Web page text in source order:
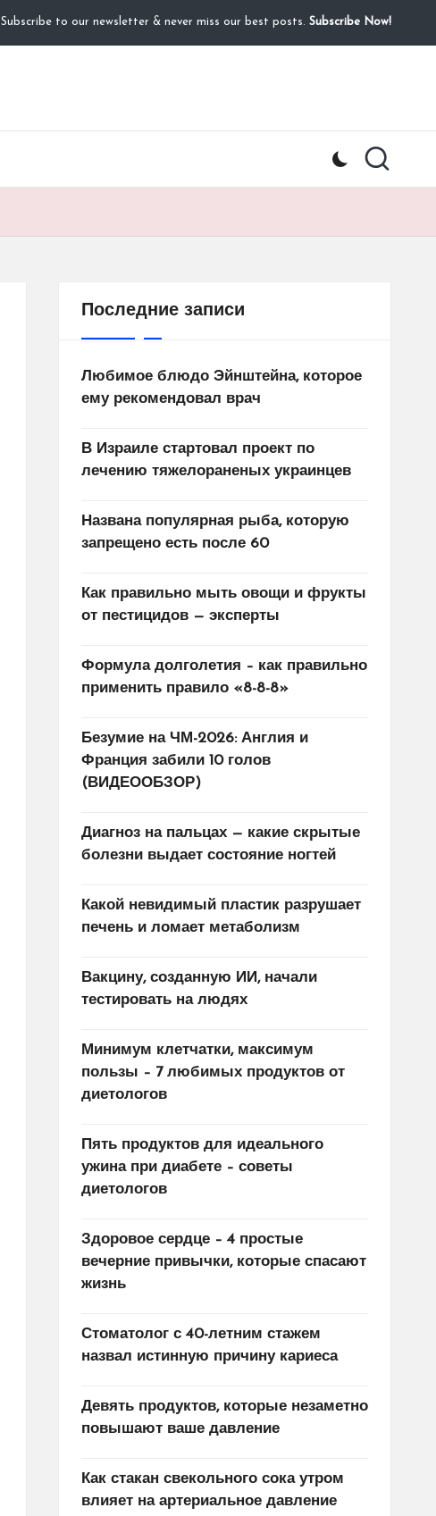
Subscribe to our newsletter & never miss our best posts. Subscribe Now!
Последние записи
Любимое блюдо Эйнштейна, которое
ему рекомендовал врач
В Израиле стартовал проект по
лечению тяжелораненых украинцев
Названа популярная рыба, которую
запрещено есть после 60
Как правильно мыть овощи и фрукты
от пестицидов — эксперты
Формула долголетия – как правильно
применить правило «8-8-8»
Безумие на ЧМ-2026: Англия и
Франция забили 10 голов
(ВИДЕООБЗОР)
Диагноз на пальцах — какие скрытые
болезни выдает состояние ногтей
Какой невидимый пластик разрушает
печень и ломает метаболизм
Вакцину, созданную ИИ, начали
тестировать на людях
Минимум клетчатки, максимум
пользы – 7 любимых продуктов от
диетологов
Пять продуктов для идеального
ужина при диабете – советы
диетологов
Здоровое сердце – 4 простые
вечерние привычки, которые спасают
жизнь
Стоматолог с 40-летним стажем
назвал истинную причину кариеса
Девять продуктов, которые незаметно
повышают ваше давление
Как стакан свекольного сока утром
влияет на артериальное давление